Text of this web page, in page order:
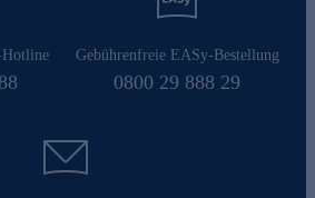
Hotline Gebührenfreie EASy-Bestellung
0800 29 888 29